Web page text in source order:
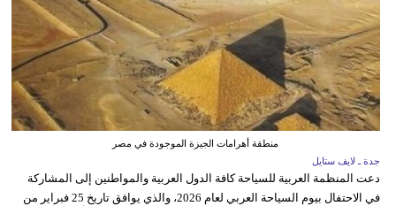
منطقة أهرامات الجيزة الموجودة في مصر
جدة ـ لايف ستايل
دعت المنظمة العربية للسياحة كافة الدول العربية والمواطنين إلى المشاركة
في الاحتفال بيوم السياحة العربي لعام 2026، والذي يوافق تاريخ 25 فبراير من